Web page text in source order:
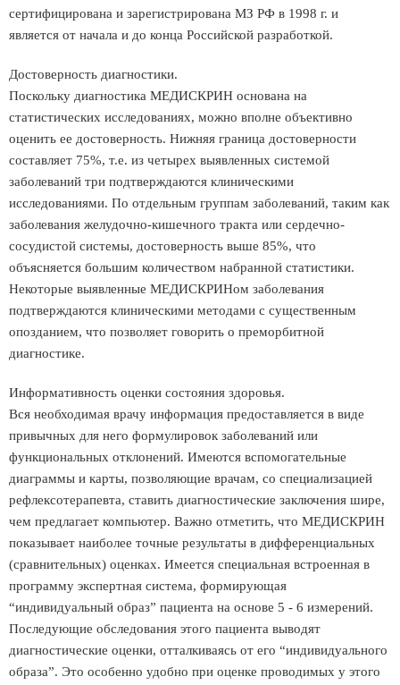
сертифицирована и зарегистрирована МЗ РФ в 1998 г. и
является от начала и до конца Российской разработкой.
Достоверность диагностики.
Поскольку диагностика МЕДИСКРИН основана на
статистических исследованиях, можно вполне объективно
оценить ее достоверность. Нижняя граница достоверности
составляет 75%, т.е. из четырех выявленных системой
заболеваний три подтверждаются клиническими
исследованиями. По отдельным группам заболеваний, таким как
заболевания желудочно-кишечного тракта или сердечно-
сосудистой системы, достоверность выше 85%, что
объясняется большим количеством набранной статистики.
Некоторые выявленные МЕДИСКРИНом заболевания
подтверждаются клиническими методами с существенным
опозданием, что позволяет говорить о преморбитной
диагностике.
Информативность оценки состояния здоровья.
Вся необходимая врачу информация предоставляется в виде
привычных для него формулировок заболеваний или
функциональных отклонений. Имеются вспомогательные
диаграммы и карты, позволяющие врачам, со специализацией
рефлексотерапевта, ставить диагностические заключения шире,
чем предлагает компьютер. Важно отметить, что МЕДИСКРИН
показывает наиболее точные результаты в дифференциальных
(сравнительных) оценках. Имеется специальная встроенная в
программу экспертная система, формирующая
“индивидуальный образ” пациента на основе 5 - 6 измерений.
Последующие обследования этого пациента выводят
диагностические оценки, отталкиваясь от его “индивидуального
образа”. Это особенно удобно при оценке проводимых у этого